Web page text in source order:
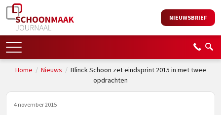
NIEUWSBRIEF
Home / Nieuws / Blinck Schoon zet eindsprint 2015 in met twee
opdrachten
4 november 2015